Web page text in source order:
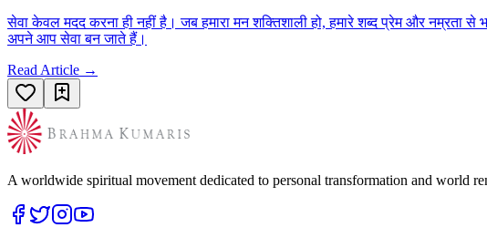
सेवा केवल मदद करना ही नहीं है। जब हमारा मन शक्तिशाली हो, हमारे शब्द प्रेम और नम्रता से
अपने आप सेवा बन जाते हैं।
Read Article →
A worldwide spiritual movement dedicated to personal transformation and world